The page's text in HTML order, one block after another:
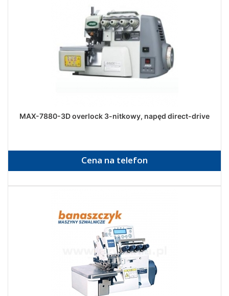
MAX-7880-3D overlock 3-nitkowy, napęd direct-drive
Cena na telefon